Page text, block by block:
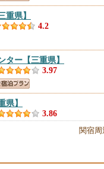
重県】
4.2
ター 【三重県】
3.97
県】
3.86
インター
関宿